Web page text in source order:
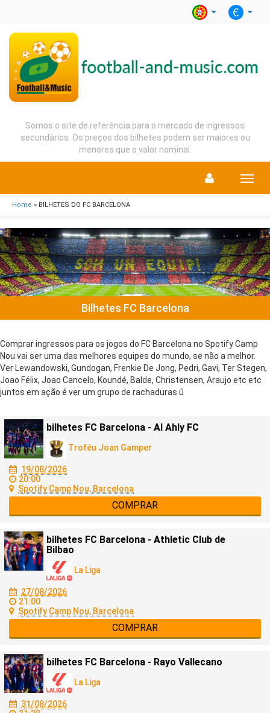
Somos o site de referência para o mercado de ingressos
secundários. Os preços dos bilhetes podem ser maiores ou
menores que o valor nominal.
Menu
Home » BILHETES DO FC BARCELONA
Bilhetes FC Barcelona
Comprar ingressos para os jogos do FC Barcelona no Spotify Camp
Nou vai ser uma das melhores equipes do mundo, se não a melhor.
Ver Lewandowski, Gundogan, Frenkie De Jong, Pedri, Gavi, Ter Stegen,
Joao Félix, Joao Cancelo, Koundé, Balde, Christensen, Araujo etc etc
juntos em ação é ver um grupo de rachaduras ú
bilhetes FC Barcelona - Al Ahly FC
Troféu Joan Gamper
19/08/2026
20:00
Spotify Camp Nou, Barcelona
COMPRAR
bilhetes FC Barcelona - Athletic Club de
Bilbao
La Liga
27/08/2026
21:00
Spotify Camp Nou, Barcelona
COMPRAR
bilhetes FC Barcelona - Rayo Vallecano
La Liga
31/08/2026